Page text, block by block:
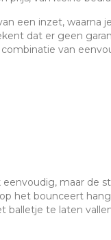
een inzet, waarna
dat er geen
van
maar de
het bounceert
balletje te laten